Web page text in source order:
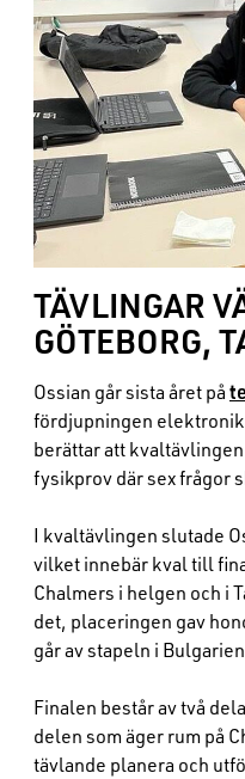
TÄVLINGAR
GÖTEBORG,
Ossian går sista året på
fördjupningen
berättar att
fysikprov där sex frågor
I kvaltävlingen slutade
vilket innebär kval till
Chalmers i helgen och i
det, placeringen gav
går av stapeln i
Finalen består av två
delen som äger rum på
tävlande planera och